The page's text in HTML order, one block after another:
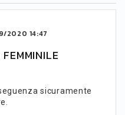
2020 14:47
sicuramente